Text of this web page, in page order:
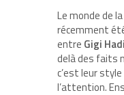
Le monde de
récemment
entre Gigi
delà des faits
c’est leur
l’attention.